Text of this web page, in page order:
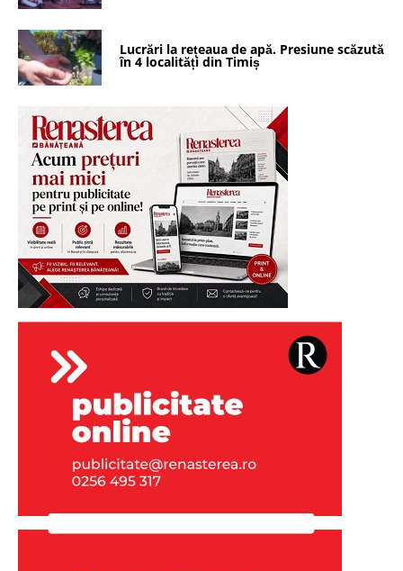
Lucrări la rețeaua de apă. Presiune scăzută
în 4 localități din Timiș